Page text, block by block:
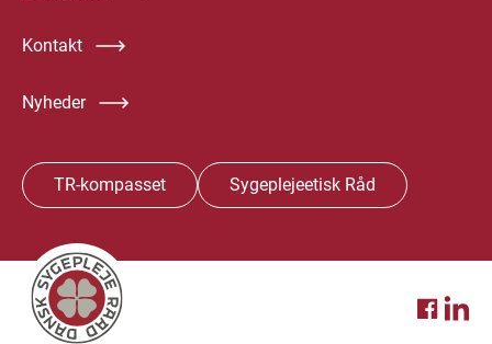
Kontakt
Nyheder
TR-kompasset Sygeplejeetisk Råd